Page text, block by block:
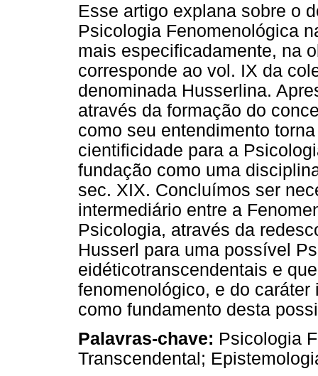
Esse artigo explana sobre o
Psicologia Fenomenológica
mais especificadamente, na
corresponde ao vol. IX da
denominada Husserlina.
através da formação do
como seu entendimento
cientificidade para a
fundação como uma
sec. XIX. Concluímos ser
intermediário entre a
Psicologia, através da
Husserl para uma possível
eidéticotranscendentais e
fenomenológico, e do
como fundamento desta
Palavras-chave: Psicologia
Transcendental;